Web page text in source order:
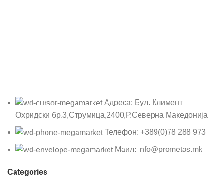
Адреса: Бул. Климент
Охридски бр.3,Струмица,2400,Р.Северна Македонија
Телефон: +389(0)78 288 973
Маил: info@prometas.mk
Categories